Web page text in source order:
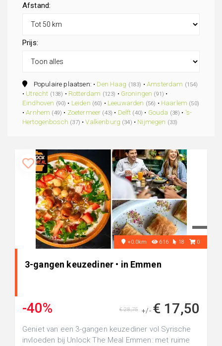
Afstand:
Prijs:
Populaire plaatsen: • Den Haag (183) •Amsterdam (154)
• Utrecht (138) • Rotterdam (123) • Groningen (91) •
Eindhoven (90) • Leiden (60) • Leeuwarden (56) • Haarlem (50)
•Arnhem (49) • Zoetermeer (43) • Delft (40) • Gouda (38) • 's-
Hertogenbosch (37) •Valkenburg (34) • Nijmegen (33)
+0.0km 616 18 0
3-gangen keuzediner • in Emmen
-40% +/- € 17,50
€ 28,75
Geniet van een 3-gangen keuzediner vol Syrische
invloeden bij Unlock The Meal Emmen: met ruime